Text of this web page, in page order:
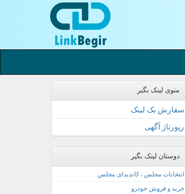
منوی لینک بگیر
سفارش بک لینک
رپورتاژ آگهی
دوستان لینک بگیر
انتخابات مجلس ، کاندیدای مجلس
خرید و فروش خودرو